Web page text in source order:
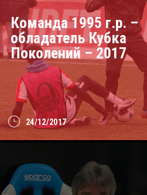
24/12/2017
Команда 1995 г.р. –
обладатель Кубка
Поколений – 2017